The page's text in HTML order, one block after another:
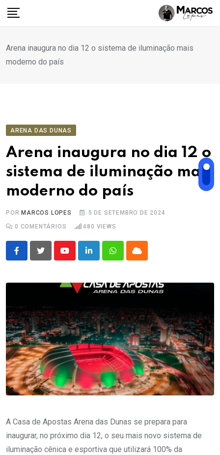
para
conteúdo
Arena inaugura no dia 12 o sistema de iluminação mais
moderno do país
ARENA DAS DUNAS
Arena inaugura no dia 12 o
sistema de iluminação mais
moderno do país
PORMARCOS LOPES
5 DE SETEMBRO DE 2024
0 COMENTÁRIOS 480 VIEWS
YoutubeLinkedInWhatsappCloud
A Casa de Apostas Arena das Dunas se prepara para
inaugurar, no próximo dia 12, o seu mais novo sistema de
iluminação cênica e esportiva que utilizará 100% da